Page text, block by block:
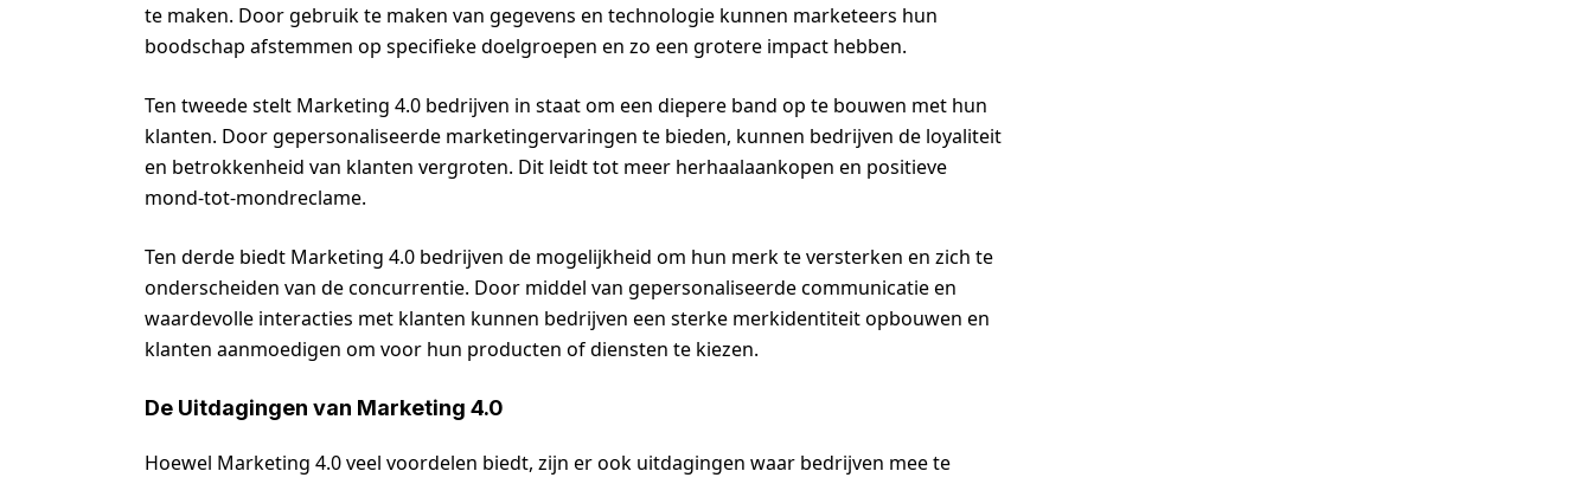
te maken. Door gebruik te maken van gegevens en technologie kunnen marketeers hun
boodschap afstemmen op specifieke doelgroepen en zo een grotere impact hebben.
Ten tweede stelt Marketing 4.0 bedrijven in staat om een diepere band op te bouwen met hun
klanten. Door gepersonaliseerde marketingervaringen te bieden, kunnen bedrijven de loyaliteit
en betrokkenheid van klanten vergroten. Dit leidt tot meer herhaalaankopen en positieve
mond-tot-mondreclame.
Ten derde biedt Marketing 4.0 bedrijven de mogelijkheid om hun merk te versterken en zich te
onderscheiden van de concurrentie. Door middel van gepersonaliseerde communicatie en
waardevolle interacties met klanten kunnen bedrijven een sterke merkidentiteit opbouwen en
klanten aanmoedigen om voor hun producten of diensten te kiezen.
De Uitdagingen van Marketing 4.0
Hoewel Marketing 4.0 veel voordelen biedt, zijn er ook uitdagingen waar bedrijven mee te